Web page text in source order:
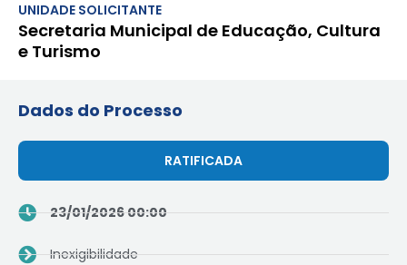
UNIDADE SOLICITANTE
Secretaria Municipal de Educação, Cultura
e Turismo
Dados do Processo
RATIFICADA
23/01/2026 00:00
Inexigibilidade